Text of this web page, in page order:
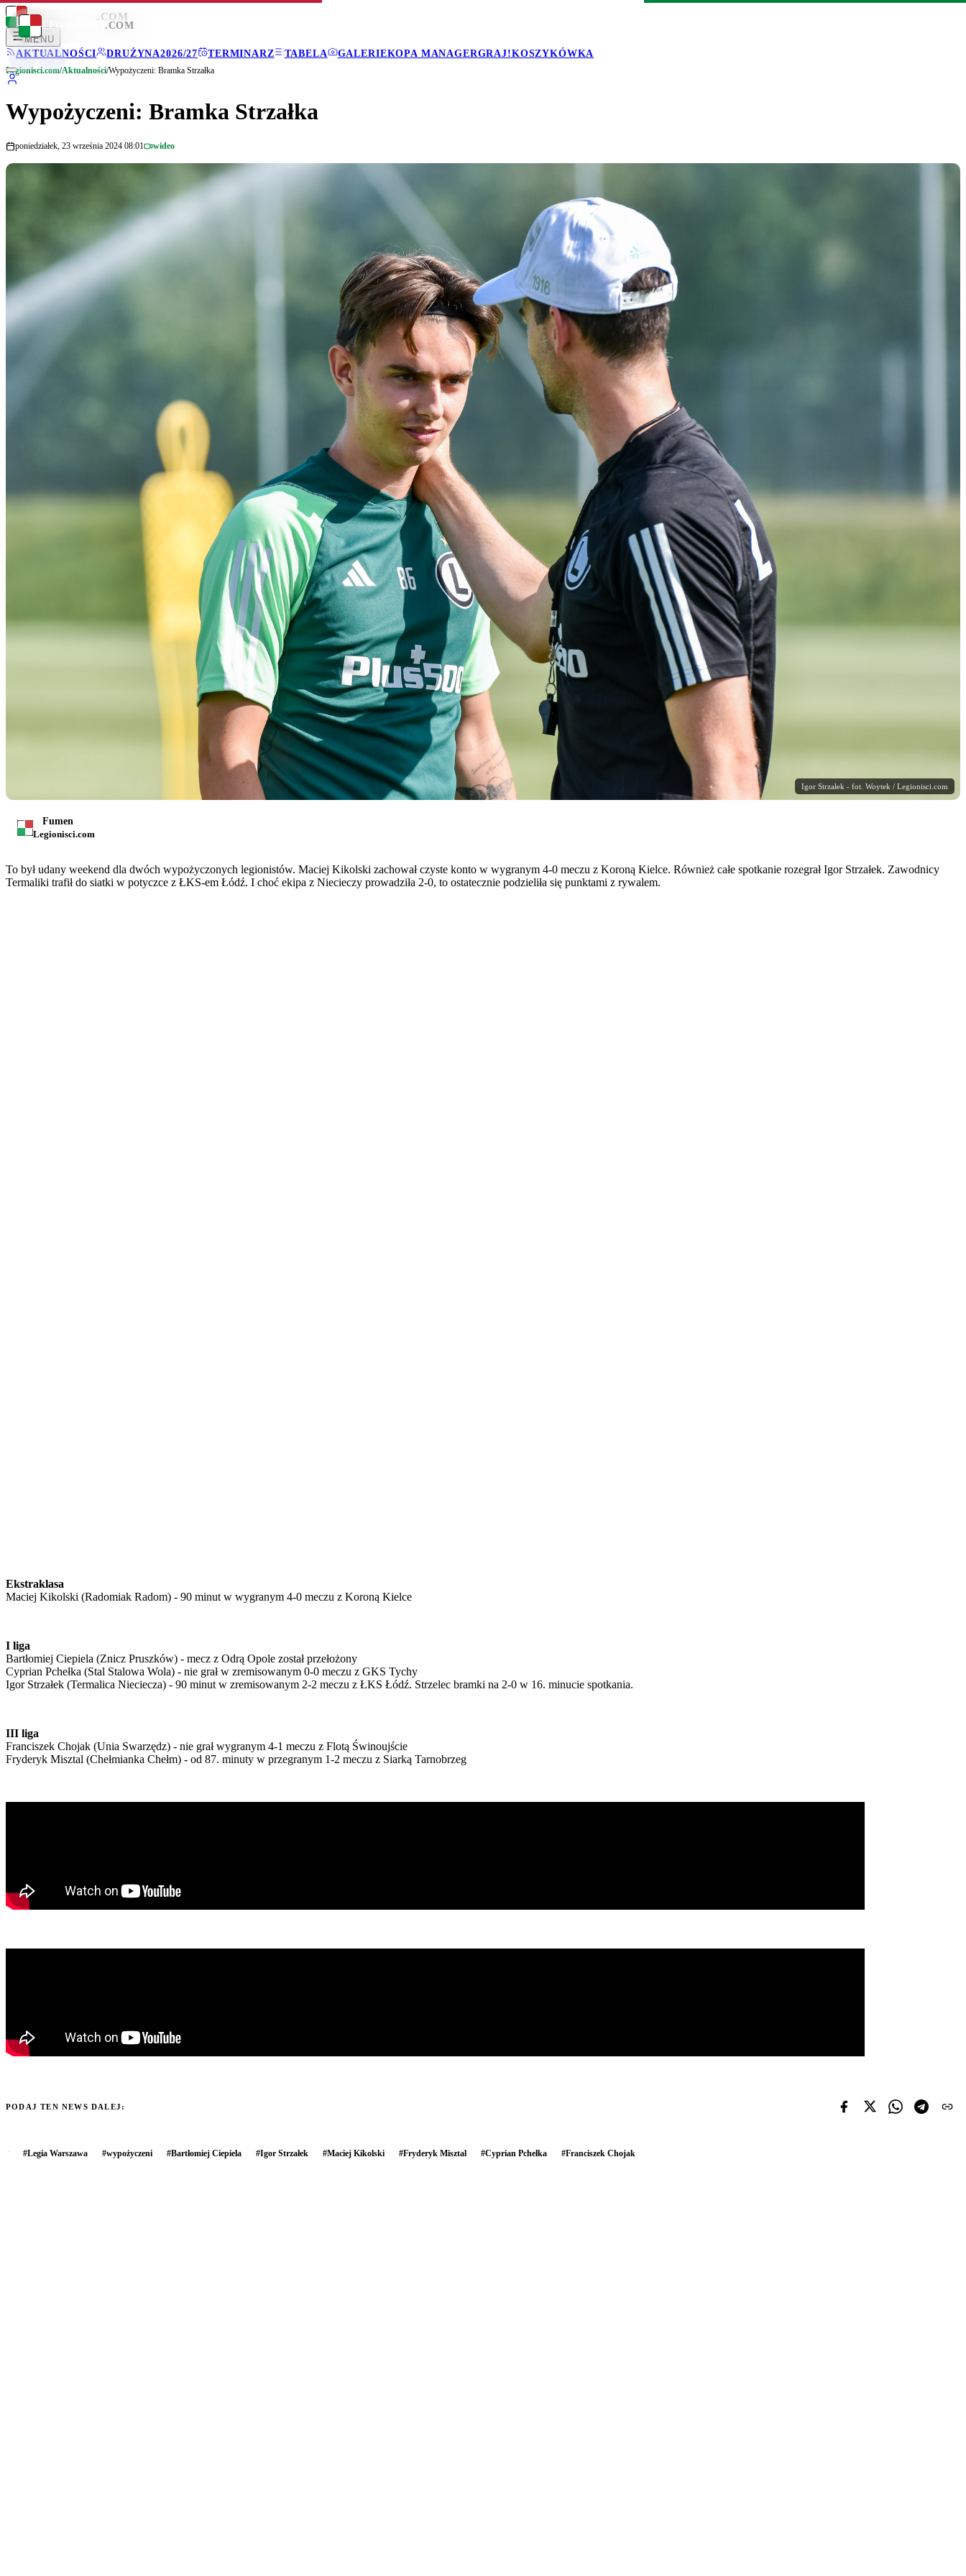
LEGIONISCI .COM
MENU
AKTUALNOŚCI
DRUŻYNA2026/27 TERMINARZ TABELA GALERIEKOPA MANAGERGRAJ!KOSZYKÓWKA
LEGIONISCI .COM
Legionisci.com/Aktualności/Wypożyczeni: Bramka Strzałka
Wypożyczeni: Bramka Strzałka
poniedziałek, 23 września 2024 08:01 wideo
Igor Strzałek - fot. Woytek / Legionisci.com
Fumen
Legionisci.com
To był udany weekend dla dwóch wypożyczonych legionistów. Maciej Kikolski zachował czyste konto w wygranym 4-0 meczu z Koroną Kielce. Również całe spotkanie rozegrał Igor Strzałek. Zawodnicy
Termaliki trafił do siatki w potyczce z ŁKS-em Łódź. I choć ekipa z Niecieczy prowadziła 2-0, to ostatecznie podzieliła się punktami z rywalem.
Ekstraklasa
Maciej Kikolski (Radomiak Radom) - 90 minut w wygranym 4-0 meczu z Koroną Kielce
I liga
Bartłomiej Ciepiela (Znicz Pruszków) - mecz z Odrą Opole został przełożony
Cyprian Pchełka (Stal Stalowa Wola) - nie grał w zremisowanym 0-0 meczu z GKS Tychy
Igor Strzałek (Termalica Nieciecza) - 90 minut w zremisowanym 2-2 meczu z ŁKS Łódź. Strzelec bramki na 2-0 w 16. minucie spotkania.
III liga
Franciszek Chojak (Unia Swarzędz) - nie grał wygranym 4-1 meczu z Flotą Świnoujście
Fryderyk Misztal (Chełmianka Chełm) - od 87. minuty w przegranym 1-2 meczu z Siarką Tarnobrzeg
PODAJ TEN NEWS DALEJ:
#Legia Warszawa #wypożyczeni #Bartłomiej Ciepiela #Igor Strzałek #Maciej Kikolski #Fryderyk Misztal #Cyprian Pchełka #Franciszek Chojak